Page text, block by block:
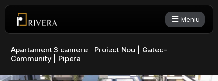
Meniu
Apartament 3 camere | Proiect Nou | Gated-
Community | Pipera